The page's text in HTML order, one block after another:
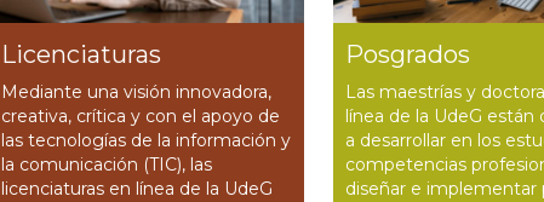
Licenciaturas
Mediante una visión innovadora,
creativa, crítica y con el apoyo de
las tecnologías de la información y
la comunicación (TIC), las
licenciaturas en línea de la UdeG
Posgrados
Las maestrías y
línea de la UdeG están
a desarrollar en los
competencias
diseñar e implementar